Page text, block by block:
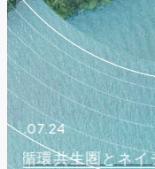
運営
2026.07.22
日本を代表する
携！継続的な自